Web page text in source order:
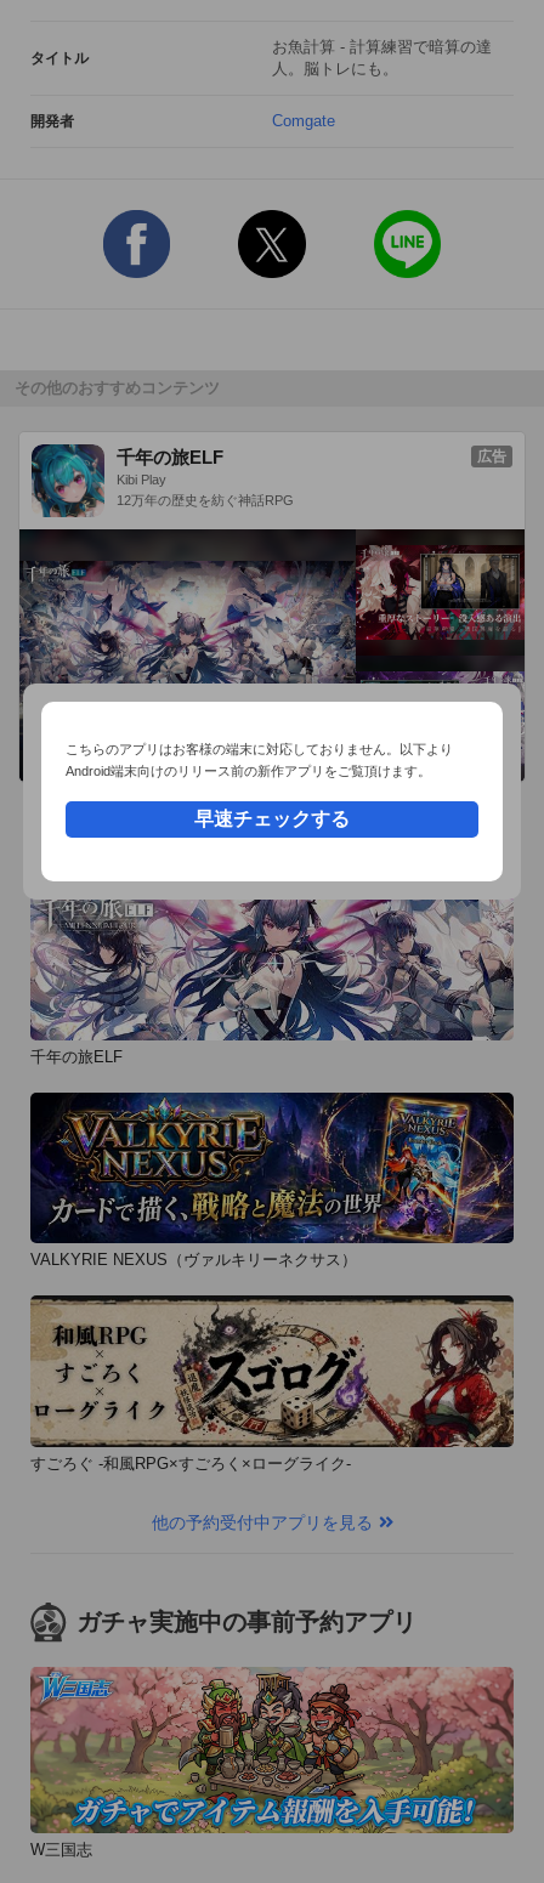
問題に正解すると魚を捕まえて得点が入ります。
捕まえられずに魚が左端までたどり着くとゲームオーバー。
タツノオトシゴが出現したら、急いで捕まえよう。
トできます。
ハートマークをもっているとミスを見逃してもらえますよ。
無料でれんしゅうモードとたし算がプレイできます。
アドオンでひき算、かけ算、ミックス、エンドレスモードを追
加できます。
たし算、ひき算、かけ算、ミックスは5つのレベルを用意しま
した。
操作は、テンキーモードと4択モードを選択できます。
お好みの操作を選んでプレイしてください。
なお、本アプリはゴースト暗算とは関係ありません。
タイトル
お魚計算 - 計算練習で暗算の達
人。脳トレにも。
開発者 Comgate
その他のおすすめコンテンツ
千年の旅ELF
Kibi Play
12万年の歴史を紡ぐ神話RPG
広告
千年の旅ELF
VALKYRIE NEXUS（ヴァルキリーネクサス）
すごろぐ -和風RPG×すごろく×ローグライク-
他の予約受付中アプリを見る
ガチャ実施中の事前予約アプリ
W三国志
こちらのアプリはお客様の端末に対応しておりません。以下より
Android端末向けのリリース前の新作アプリをご覧頂けます。
早速チェックする